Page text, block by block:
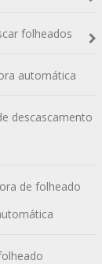
folheados
automática
descascamento
de folheado